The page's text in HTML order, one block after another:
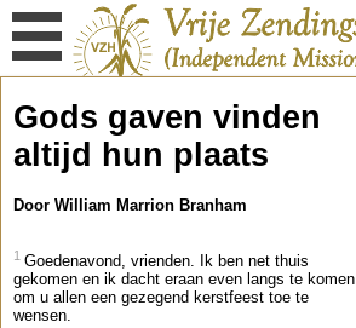
Gods gaven vinden
altijd hun plaats
Door William Marrion Branham
1 Goedenavond, vrienden. Ik ben net thuis
gekomen en ik dacht eraan even langs te komen
om u allen een gezegend kerstfeest toe te
wensen.